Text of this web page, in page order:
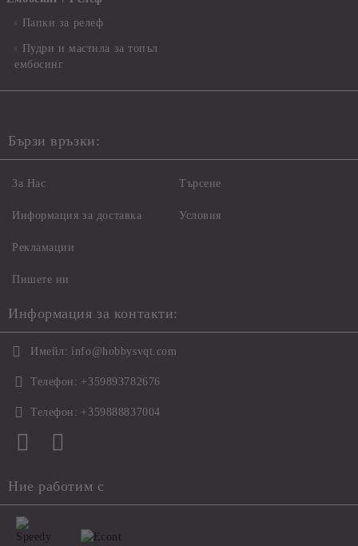
Папки за релеф
Пудри и мастила за топъл
ембосинг
Бързи връзки:
За Нас
Информация за доставка
Рекламации
Пишете ни
Търсене
Условия
Информация за контакти:
Имейл: info@hobbysvqt.com
Телефон: +359893782676
Телефон: +359888837004
Ние работим с